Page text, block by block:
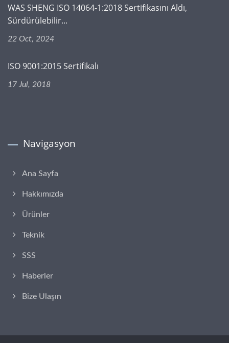
WAS SHENG ISO 14064-1:2018 Sertifikasını Aldı,
Sürdürülebilir...
22 Oct, 2024
ISO 9001:2015 Sertifikalı
17 Jul, 2018
Navigasyon
Ana Sayfa
Hakkımızda
Ürünler
Teknik
SSS
Haberler
Bize Ulaşın